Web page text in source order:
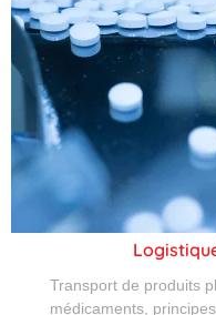
Transport de produits
médicaments,